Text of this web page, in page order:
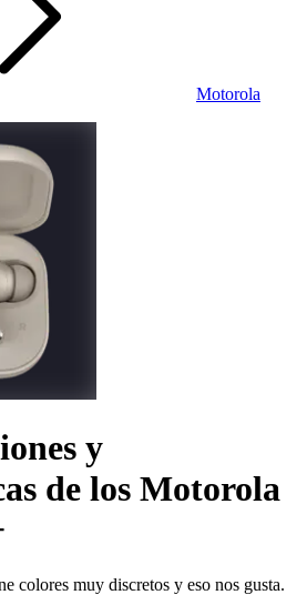
Motorola
y
de los Motorola
colores muy discretos y eso nos gusta.